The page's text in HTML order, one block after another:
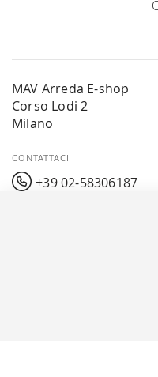
MAV Arreda E-shop
Corso Lodi 2
Milano
CONTATTACI
+39 02-58306187
© Copyright MAV